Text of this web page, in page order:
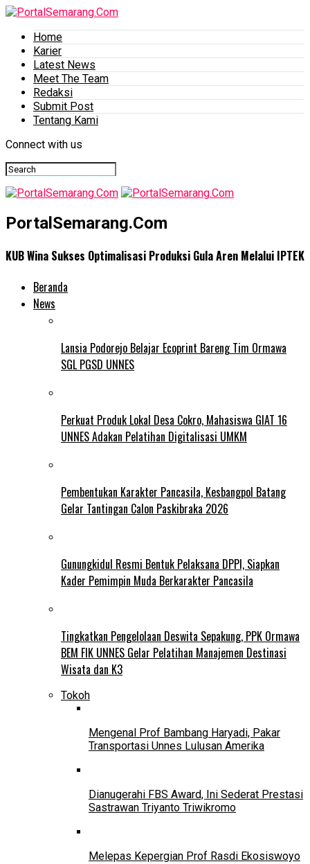
Home
Karier
Latest News
Meet The Team
Redaksi
Submit Post
Tentang Kami
Connect with us
PortalSemarang.Com
KUB Wina Sukses Optimalisasi Produksi Gula Aren Melalui IPTEK
Beranda
News
Lansia Podorejo Belajar Ecoprint Bareng Tim Ormawa
SGL PGSD UNNES
Perkuat Produk Lokal Desa Cokro, Mahasiswa GIAT 16
UNNES Adakan Pelatihan Digitalisasi UMKM
Pembentukan Karakter Pancasila, Kesbangpol Batang
Gelar Tantingan Calon Paskibraka 2026
Gunungkidul Resmi Bentuk Pelaksana DPPI, Siapkan
Kader Pemimpin Muda Berkarakter Pancasila
Tingkatkan Pengelolaan Deswita Sepakung, PPK Ormawa
BEM FIK UNNES Gelar Pelatihan Manajemen Destinasi
Wisata dan K3
Tokoh
Mengenal Prof Bambang Haryadi, Pakar
Transportasi Unnes Lulusan Amerika
Dianugerahi FBS Award, Ini Sederat Prestasi
Sastrawan Triyanto Triwikromo
Melepas Kepergian Prof Rasdi Ekosiswoyo